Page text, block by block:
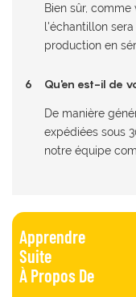
Bien sûr,
l'échantillon
production en
6 Qu'en est-il de
De manière
expédiées sous
notre équipe
Apprendre
Suite
À Propos De